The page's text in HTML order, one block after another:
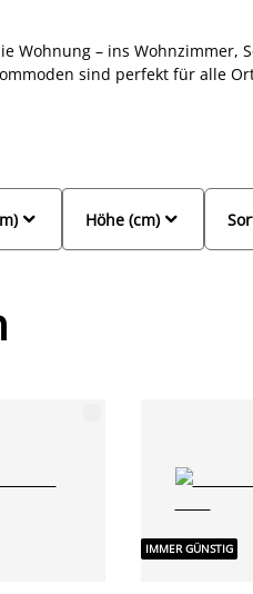
Wohnung – ins Wohnzimmer,
sind perfekt für alle
 
Höhe (cm)
IMMER GÜNSTIG